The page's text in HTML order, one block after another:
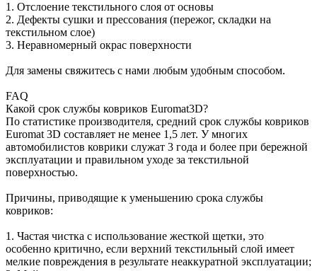
1. Отслоение текстильного слоя от основы
2. Дефекты сушки и прессования (пережог, складки на
текстильном слое)
3. Неравномерный окрас поверхности
Для замены свяжитесь с нами любым удобным способом.
FAQ
Какой срок службы ковриков Euromat3D?
По статистике производителя, средний срок службы ковриков
Euromat 3D составляет не менее 1,5 лет. У многих
автомобилистов коврики служат 3 года и более при бережной
эксплуатации и правильном уходе за текстильной
поверхностью.
Причины, приводящие к уменьшению срока службы
ковриков:
1. Частая чистка с использование жесткой щетки, это
особенно критично, если верхний текстильный слой имеет
мелкие повреждения в результате неаккуратной эксплуатации;